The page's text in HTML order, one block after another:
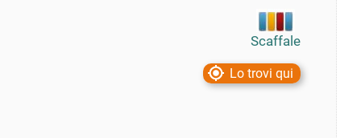
Scaffale
Lo trovi qui